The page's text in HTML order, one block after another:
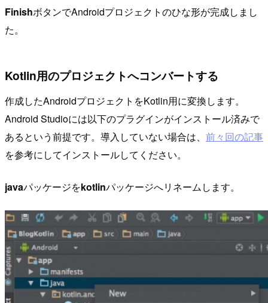
FinishボタンでAndroidプロジェクトのひな形が完成しまし
た。
Kotlin用のプロジェクトへコンバートする
作成したAndroidプロジェクトをKotlin用に変換します。
Android Studioには以下のプラグインがインストール済みで
あるという前提です。導入していない場合は、 前々回の記事
を参考にしてインストールしてください。
javaパッケージをkotlinパッケージへリネームします。